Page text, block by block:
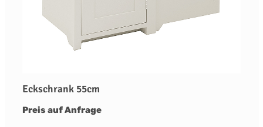
Eckschrank 55cm
Preis auf Anfrage